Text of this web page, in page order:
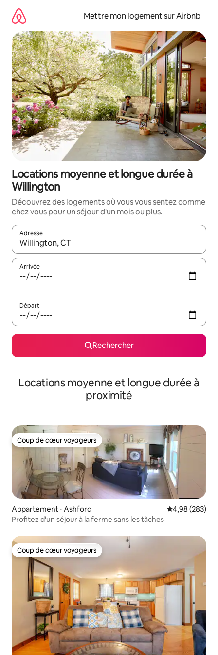
directement
contenu
Mettre mon logement sur Airbnb
Locations moyenne et longue durée à
Willington
Découvrez des logements où vous vous sentez comme
chez vous pour un séjour d'un mois ou plus.
Adresse
Lorsque les résultats s'affichent, utilisez les flèches vers le
Arrivée
Départ
Rechercher
Locations moyenne et longue durée à
proximité
Coup de cœur voyageurs
Coup de cœur voyageurs
Appartement ⋅ Ashford Évaluation
4,98 (283)
Profitez d'un séjour à la ferme sans les tâches
Coup de cœur voyageurs
Coup de cœur voyageurs